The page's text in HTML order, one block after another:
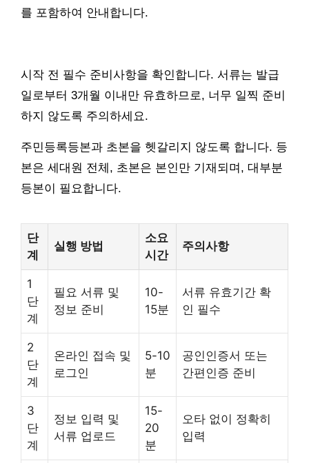
를 포함하여 안내합니다.
시작 전 필수 준비사항을 확인합니다. 서류는 발급
일로부터 3개월 이내만 유효하므로, 너무 일찍 준비
하지 않도록 주의하세요.
주민등록등본과 초본을 헷갈리지 않도록 합니다. 등
본은 세대원 전체, 초본은 본인만 기재되며, 대부분
등본이 필요합니다.
단
계
실행 방법
소요
시간
주의사항
1
단
계
필요 서류 및
정보 준비
10-
15분
서류 유효기간 확
인 필수
2
단
계
온라인 접속 및
로그인
5-10
분
공인인증서 또는
간편인증 준비
3
단
계
정보 입력 및
서류 업로드
15-
20
분
오타 없이 정확히
입력